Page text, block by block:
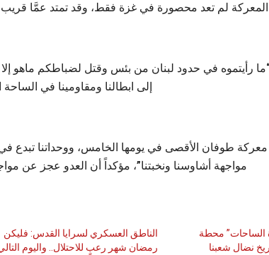
المعركة لم تعد محصورة في غزة فقط، وقد تمتد عمَّا
رأيتموه في حدود لبنان من بئس وقتل لضباطكم ماهو
إلى ابطالنا ومقاومينا في الساحة
طوفان الأقصى في يومها الخامس، ووحداتنا
مواجهة أشاوسنا ونخبتنا”، مؤكداً أن العدو عجز عن
الساحات” محطة
نضال شعبنا
الناطق العسكري لسرايا القدس: فليكن
رمضان شهر رعبٍ للاحتلال.. واليوم